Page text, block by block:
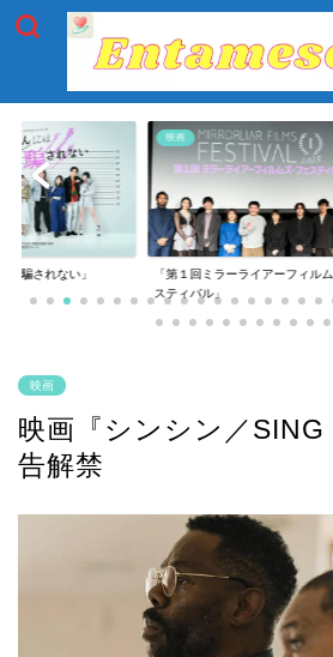
は騙されない」
映画
「第１回ミラーライアーフィル
スティバル」
映画
映画『シンシン／SING
告解禁